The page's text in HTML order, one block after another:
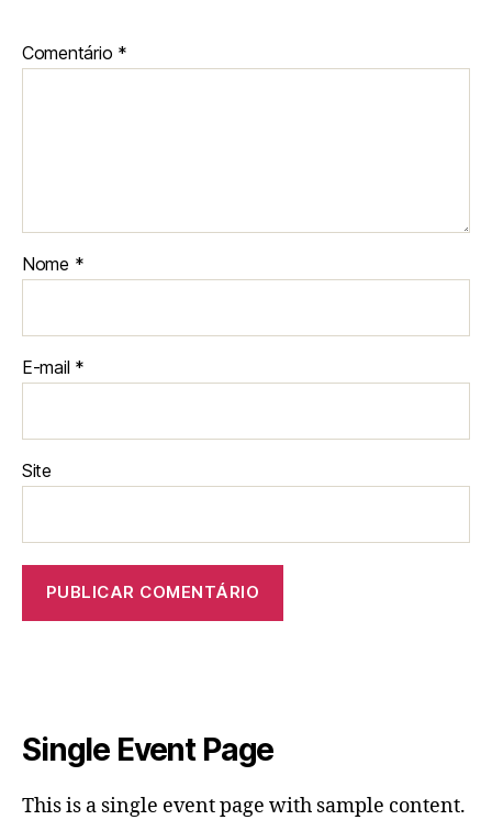
Comentário *
Nome *
E-mail *
Site
Single Event Page
This is a single event page with sample content.